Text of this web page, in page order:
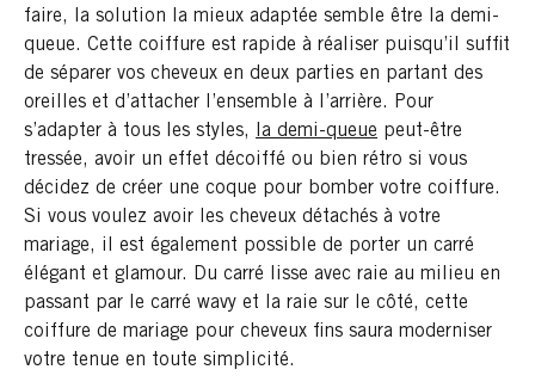
faire, la solution la mieux adaptée semble être la demi-
queue. Cette coiffure est rapide à réaliser puisqu’il suffit
de séparer vos cheveux en deux parties en partant des
oreilles et d’attacher l’ensemble à l’arrière. Pour
s’adapter à tous les styles,
la demi-queue peut-être
tressée, avoir un effet décoiffé ou bien rétro si vous
décidez de créer une coque pour bomber votre coiffure.
Si vous voulez avoir les cheveux détachés à votre
mariage, il est également possible de porter un carré
élégant et glamour. Du carré lisse avec raie au milieu en
passant par le carré wavy et la raie sur le côté, cette
coiffure de mariage pour cheveux fins saura moderniser
votre tenue en toute simplicité.